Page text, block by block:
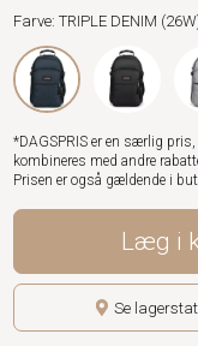
Farve: TRIPLE DENIM
*DAGSPRIS er en særlig pris,
kombineres med andre
Prisen er også gældende i
Læg i
Se